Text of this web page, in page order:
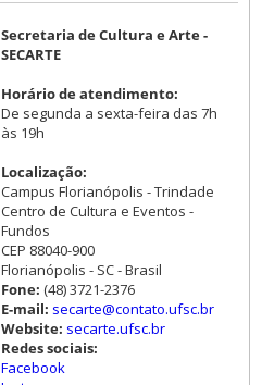
Secretaria de Cultura e Arte -
SECARTE
Horário de atendimento:
De segunda a sexta-feira das 7h
às 19h
Localização:
Campus Florianópolis - Trindade
Centro de Cultura e Eventos -
Fundos
CEP 88040-900
Florianópolis - SC - Brasil
Fone: (48) 3721-2376
E-mail: secarte@contato.ufsc.br
Website: secarte.ufsc.br
Redes sociais:
Facebook